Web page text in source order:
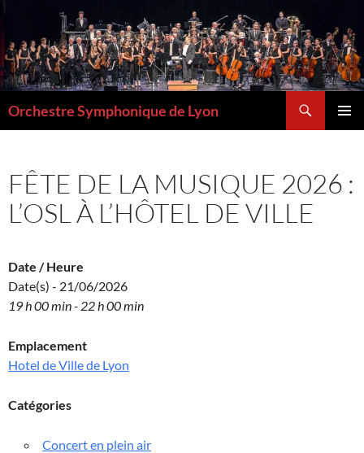
contenu
Orchestre Symphonique de Lyon
FÊTE DE LA MUSIQUE 2026 :
L’OSL À L’HÔTEL DE VILLE
Date / Heure
Date(s) - 21/06/2026
19 h 00 min - 22 h 00 min
Emplacement
Hotel de Ville de Lyon
Catégories
Concert en plein air